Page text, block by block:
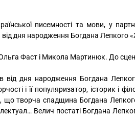
писемності та мови, у
від дня народження Богдана Лепкого
Фаст і Микола Мартинюк. До
дня народження Богдана Лепкого
і її популяризатор, історик і
що творча спадщина Богдана
Велич постаті Богдана